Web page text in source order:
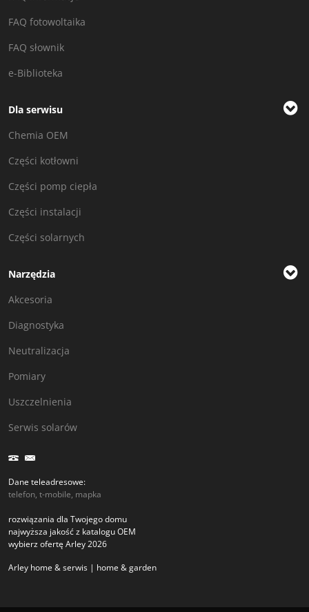
FAQ fotowoltaika
FAQ słownik
e-Biblioteka
Dla serwisu
Chemia OEM
Części kotłowni
Części pomp ciepła
Części instalacji
Części solarnych
Narzędzia
Akcesoria
Diagnostyka
Neutralizacja
Pomiary
Uszczelnienia
Serwis solarów
Dane teleadresowe:
telefon, t-mobile, mapka
rozwiązania dla Twojego domu
najwyższa jakość z katalogu OEM
wybierz ofertę Arley 2026
Arley home & serwis | home & garden